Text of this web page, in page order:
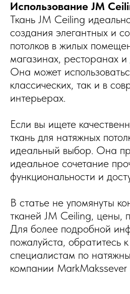
Использование JM
Ткань JM Ceiling
создания элегантных и
потолков в жилых
магазинах, ресторанах и
Она может
классических, так и в
интерьерах.
Если вы ищете
ткань для натяжных
идеальный выбор. Она
идеальное сочетание
функциональности и
В статье не упомянуты
тканей JM Ceiling, цены,
Для более подробной
пожалуйста, обратитесь
специалистам по
компании MarkMakssever